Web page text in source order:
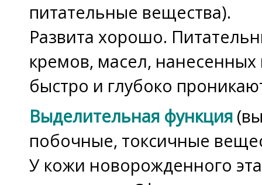
питательные вещества).
Развита хорошо.
кремов, масел, нанесенных
быстро и глубоко
Выделительная функция
побочные, токсичные
У кожи новорожденного